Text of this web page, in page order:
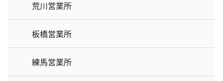
荒川営業所
板橋営業所
練馬営業所